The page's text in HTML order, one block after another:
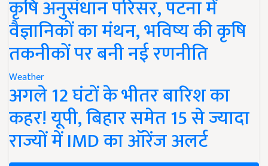
कृषि अनुसंधान परिसर, पटना में
वैज्ञानिकों का मंथन, भविष्य की कृषि
तकनीकों पर बनी नई रणनीति
Weather
अगले 12 घंटों के भीतर बारिश का
कहर! यूपी, बिहार समेत 15 से ज्यादा
राज्यों में IMD का ऑरेंज अलर्ट